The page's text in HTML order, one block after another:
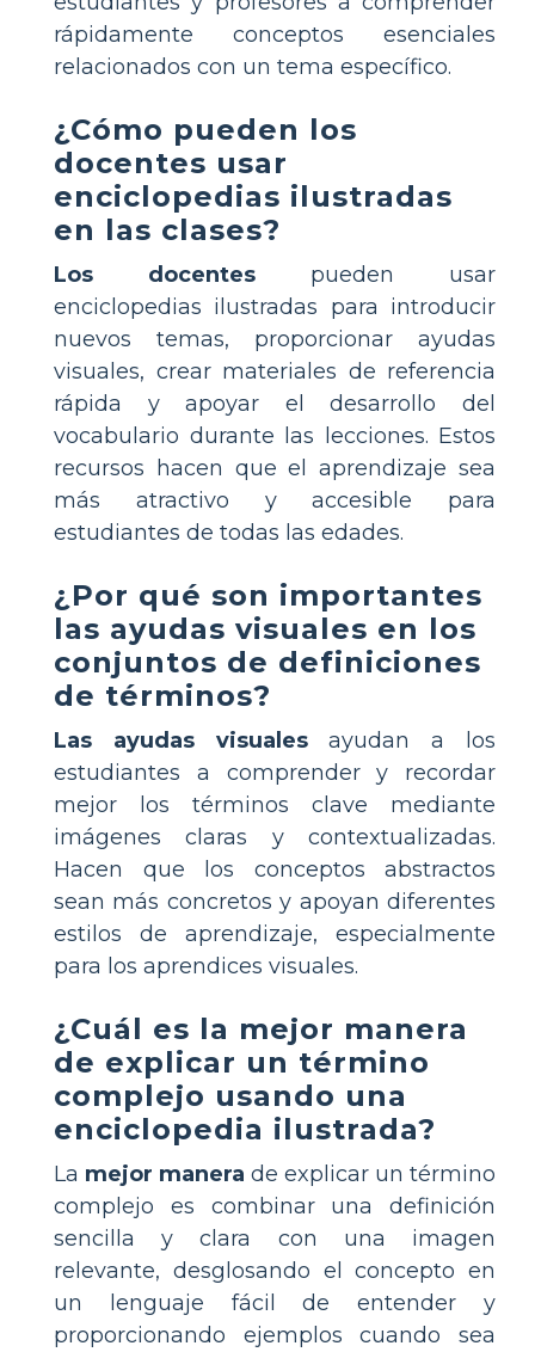
rápidamente conceptos esenciales
relacionados con un tema específico.
¿Cómo pueden los
docentes usar
enciclopedias ilustradas
en las clases?
Los docentes pueden usar
enciclopedias ilustradas para introducir
nuevos temas, proporcionar ayudas
visuales, crear materiales de referencia
rápida y apoyar el desarrollo del
vocabulario durante las lecciones. Estos
recursos hacen que el aprendizaje sea
más atractivo y accesible para
estudiantes de todas las edades.
¿Por qué son importantes
las ayudas visuales en los
conjuntos de definiciones
de términos?
Las ayudas visualesayudan a los
estudiantes a comprender y recordar
mejor los términos clave mediante
imágenes claras y contextualizadas.
Hacen que los conceptos abstractos
sean más concretos y apoyan diferentes
estilos de aprendizaje, especialmente
para los aprendices visuales.
¿Cuál es la mejor manera
de explicar un término
complejo usando una
enciclopedia ilustrada?
La mejor manera de explicar un término
complejo es combinar una definición
sencilla y clara con una imagen
relevante, desglosando el concepto en
un lenguaje fácil de entender y
proporcionando ejemplos cuando sea